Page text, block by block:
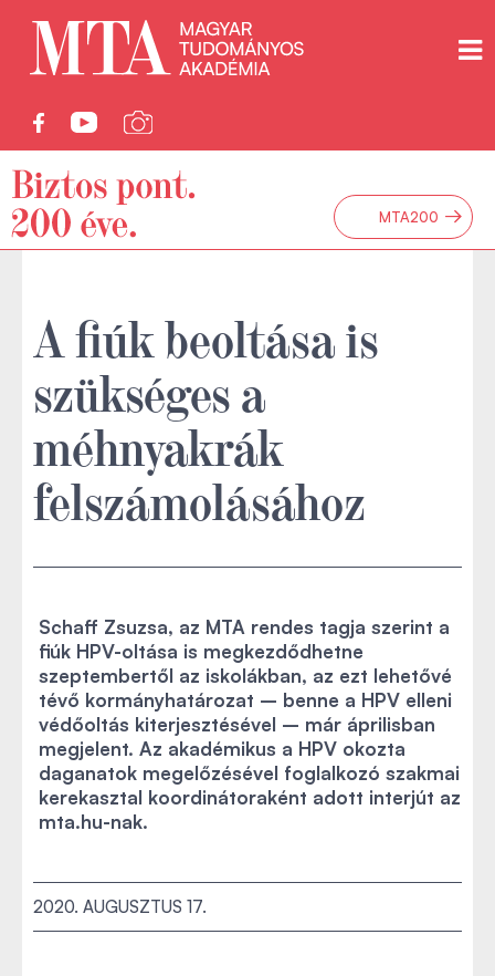
MTA200 →
A fiúk beoltása is
szükséges a
méhnyakrák
felszámolásához
Schaff Zsuzsa, az MTA rendes tagja szerint a
fiúk HPV-oltása is megkezdődhetne
szeptembertől az iskolákban, az ezt lehetővé
tévő kormányhatározat – benne a HPV elleni
védőoltás kiterjesztésével – már áprilisban
megjelent. Az akadémikus a HPV okozta
daganatok megelőzésével foglalkozó szakmai
kerekasztal koordinátoraként adott interjút az
mta.hu-nak.
2020. AUGUSZTUS 17.